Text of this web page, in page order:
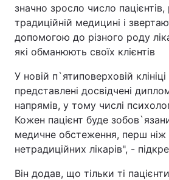
значно зросло число
традиційній медицині і
допомогою до різного роду
які обманюють своїх клієнтів
У новій п`ятиповерховій
представлені досвідчені
напрямів, у тому числі
Кожен пацієнт буде
медичне обстеження, перш ніж
нетрадиційних лікарів", -
Він додав, що тільки ті